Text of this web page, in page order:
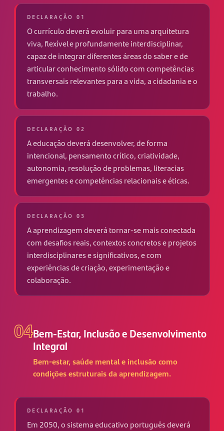
DECLARAÇÃO 01
O currículo deverá evoluir para uma arquitetura
viva, flexível e profundamente interdisciplinar,
capaz de integrar diferentes áreas do saber e de
articular conhecimento sólido com competências
transversais relevantes para a vida, a cidadania e o
trabalho.
DECLARAÇÃO 02
A educação deverá desenvolver, de forma
intencional, pensamento crítico, criatividade,
autonomia, resolução de problemas, literacias
emergentes e competências relacionais e éticas.
DECLARAÇÃO 03
A aprendizagem deverá tornar-se mais conectada
com desafios reais, contextos concretos e projetos
interdisciplinares e significativos, e com
experiências de criação, experimentação e
colaboração.
04Bem-Estar, Inclusão e Desenvolvimento
Integral
Bem-estar, saúde mental e inclusão como
condições estruturais da aprendizagem.
DECLARAÇÃO 01
Em 2050, o sistema educativo português deverá